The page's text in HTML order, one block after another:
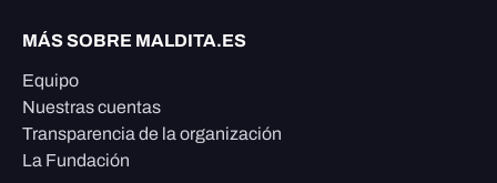
MÁS SOBRE MALDITA.ES
Equipo
Nuestras cuentas
Transparencia de la organización
La Fundación